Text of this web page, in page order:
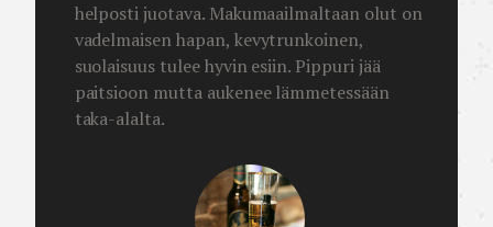
helposti juotava. Makumaailmaltaan olut on
vadelmaisen hapan, kevytrunkoinen,
suolaisuus tulee hyvin esiin. Pippuri jää
paitsioon mutta aukenee lämmetessään
taka-alalta.